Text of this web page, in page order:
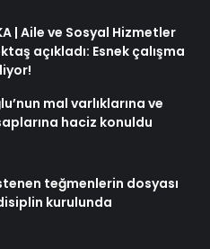
| Aile ve Sosyal Hizmetler
açıkladı: Esnek çalışma
mal varlıklarına ve
haciz konuldu
teğmenlerin dosyası
kurulunda